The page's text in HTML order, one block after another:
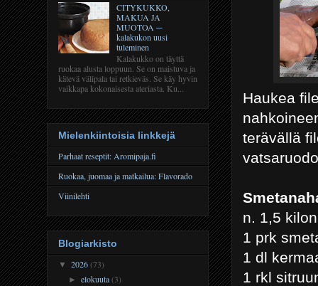
Haukea
terävällä
n. 1,5
1 prk
1 dl
1 rkl
CITYKUKKO,
MAKUA JA
MUOTOA ─
kalakukon uusi
tuleminen
Kalakukko on täyttä
ruokaa alusta loppuun. Se on maistuva ja
kätevä välipala tai retkieväs. Se käy hyvin
vaikkapa kokonaisesta ateriasta. Ku...
Mielenkiintoisia linkkejä
Parhaat reseptit: Aromipaja.fi
Ruokaa, juomaa ja matkailua: Flavorado
Viinilehti
Blogiarkisto
▼ 2026(73)
►elokuuta(3)